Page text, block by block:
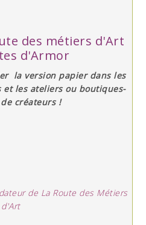
des métiers d'Art
d'Armor
la version papier dans les
les ateliers ou boutiques-
créateurs !
de La Route des Métiers
d'Art